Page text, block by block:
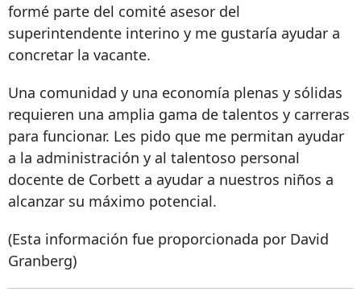
formé parte del comité asesor del
superintendente interino y me gustaría ayudar a
concretar la vacante.
Una comunidad y una economía plenas y sólidas
requieren una amplia gama de talentos y carreras
para funcionar. Les pido que me permitan ayudar
a la administración y al talentoso personal
docente de Corbett a ayudar a nuestros niños a
alcanzar su máximo potencial.
(Esta información fue proporcionada por David
Granberg)